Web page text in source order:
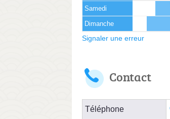
Samedi
Dimanche
Signaler une erreur
Contact
Téléphone